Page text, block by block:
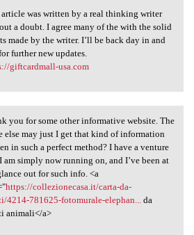
was written by a
was written by a real thinking writer
a doubt. I agree many of the with the solid
made by the writer. I’ll be back day in and
further new updates.
giftcardmall-usa.com
you for some other
you for some other informative website. The
else may just I get that kind of information
in such a perfect method? I have a venture
am simply now running on, and I’ve been at
out for such info. <a
https://collezionecasa.it/carta-da-
4214-781625-fotomurale-elephan...da
animali</a>